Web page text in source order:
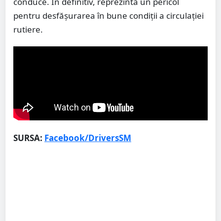
pentru desfășurarea în bune condiții a circulației
rutiere.
SURSA: Facebook/DriversSM